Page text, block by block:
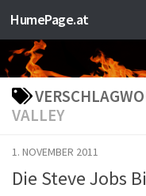
Zum Inhalt springen
HumePage.at
VALLEY
1. NOVEMBER 2011
Die Steve Jobs